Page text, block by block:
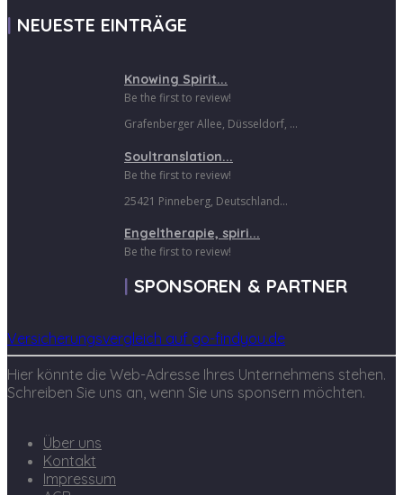
NEUESTE EINTRÄGE
Knowing Spirit...
Be the first to review!
Grafenberger Allee, Düsseldorf, ...
Soultranslation...
Be the first to review!
25421 Pinneberg, Deutschland...
Engeltherapie, spiri...
Be the first to review!
SPONSOREN & PARTNER
Versicherungsvergleich auf go-findyou.de
Hier könnte die Web-Adresse Ihres Unternehmens stehen.
Schreiben Sie uns an, wenn Sie uns sponsern möchten.
Über uns
Kontakt
Impressum